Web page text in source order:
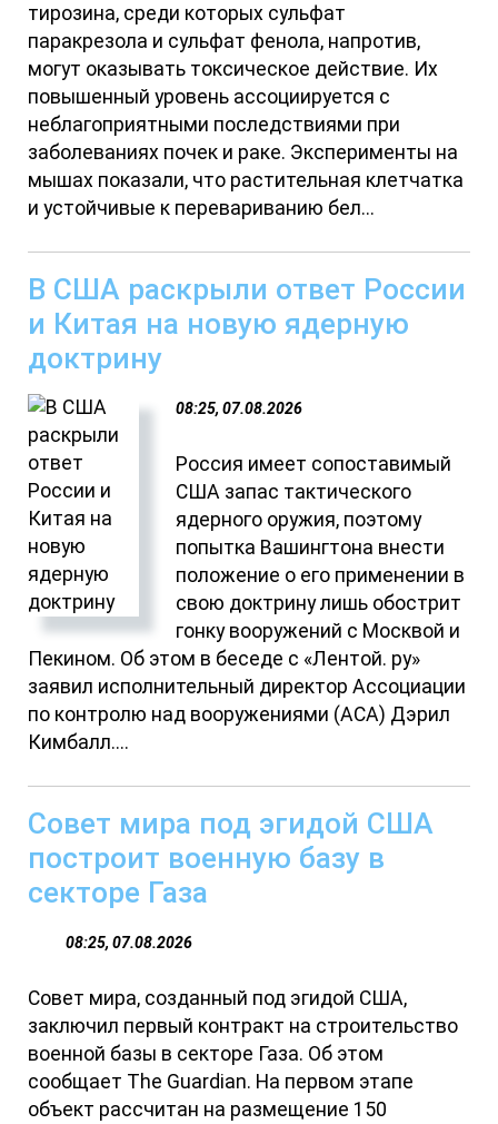
тирозина, среди которых сульфат
паракрезола и сульфат фенола, напротив,
могут оказывать токсическое действие. Их
повышенный уровень ассоциируется с
неблагоприятными последствиями при
заболеваниях почек и раке. Эксперименты на
мышах показали, что растительная клетчатка
и устойчивые к перевариванию бел...
В США раскрыли ответ России
и Китая на новую ядерную
доктрину
08:25, 07.08.2026
Россия имеет сопоставимый
США запас тактического
ядерного оружия, поэтому
попытка Вашингтона внести
положение о его применении в
свою доктрину лишь обострит
гонку вооружений с Москвой и
Пекином. Об этом в беседе с «Лентой. ру»
заявил исполнительный директор Ассоциации
по контролю над вооружениями (ACA) Дэрил
Кимбалл....
Совет мира под эгидой США
построит военную базу в
секторе Газа
08:25, 07.08.2026
Совет мира, созданный под эгидой США,
заключил первый контракт на строительство
военной базы в секторе Газа. Об этом
сообщает The Guardian. На первом этапе
объект рассчитан на размещение 150